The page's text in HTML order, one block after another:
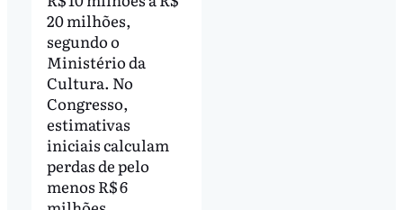
20 milhões,
segundo o
Ministério da
Cultura. No
Congresso,
estimativas
iniciais calculam
perdas de pelo
menos R$ 6